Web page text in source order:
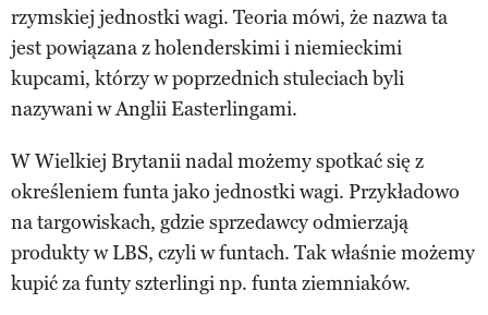
rzymskiej jednostki wagi. Teoria mówi, że nazwa ta
jest powiązana z holenderskimi i niemieckimi
kupcami, którzy w poprzednich stuleciach byli
nazywani w Anglii Easterlingami.
W Wielkiej Brytanii nadal możemy spotkać się z
określeniem funta jako jednostki wagi. Przykładowo
na targowiskach, gdzie sprzedawcy odmierzają
produkty w LBS, czyli w funtach. Tak właśnie możemy
kupić za funty szterlingi np. funta ziemniaków.